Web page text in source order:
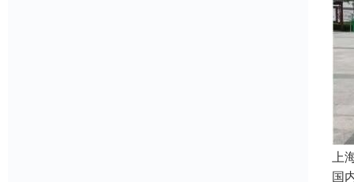
上
国